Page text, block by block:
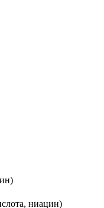
ниацин)